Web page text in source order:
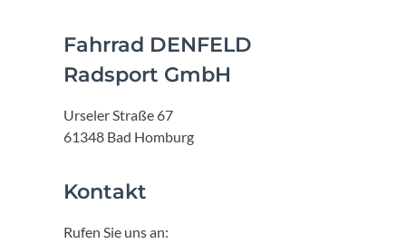
Fahrrad DENFELD
Radsport GmbH
Urseler Straße 67
61348 Bad Homburg
Kontakt
Rufen Sie uns an: